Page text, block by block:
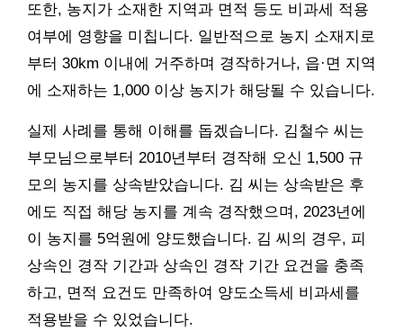
또한, 농지가 소재한 지역과 면적 등도 비과세 적용
여부에 영향을 미칩니다. 일반적으로 농지 소재지로
부터 30km 이내에 거주하며 경작하거나, 읍·면 지역
에 소재하는 1,000 이상 농지가 해당될 수 있습니다.
실제 사례를 통해 이해를 돕겠습니다. 김철수 씨는
부모님으로부터 2010년부터 경작해 오신 1,500 규
모의 농지를 상속받았습니다. 김 씨는 상속받은 후
에도 직접 해당 농지를 계속 경작했으며, 2023년에
이 농지를 5억원에 양도했습니다. 김 씨의 경우, 피
상속인 경작 기간과 상속인 경작 기간 요건을 충족
하고, 면적 요건도 만족하여 양도소득세 비과세를
적용받을 수 있었습니다.